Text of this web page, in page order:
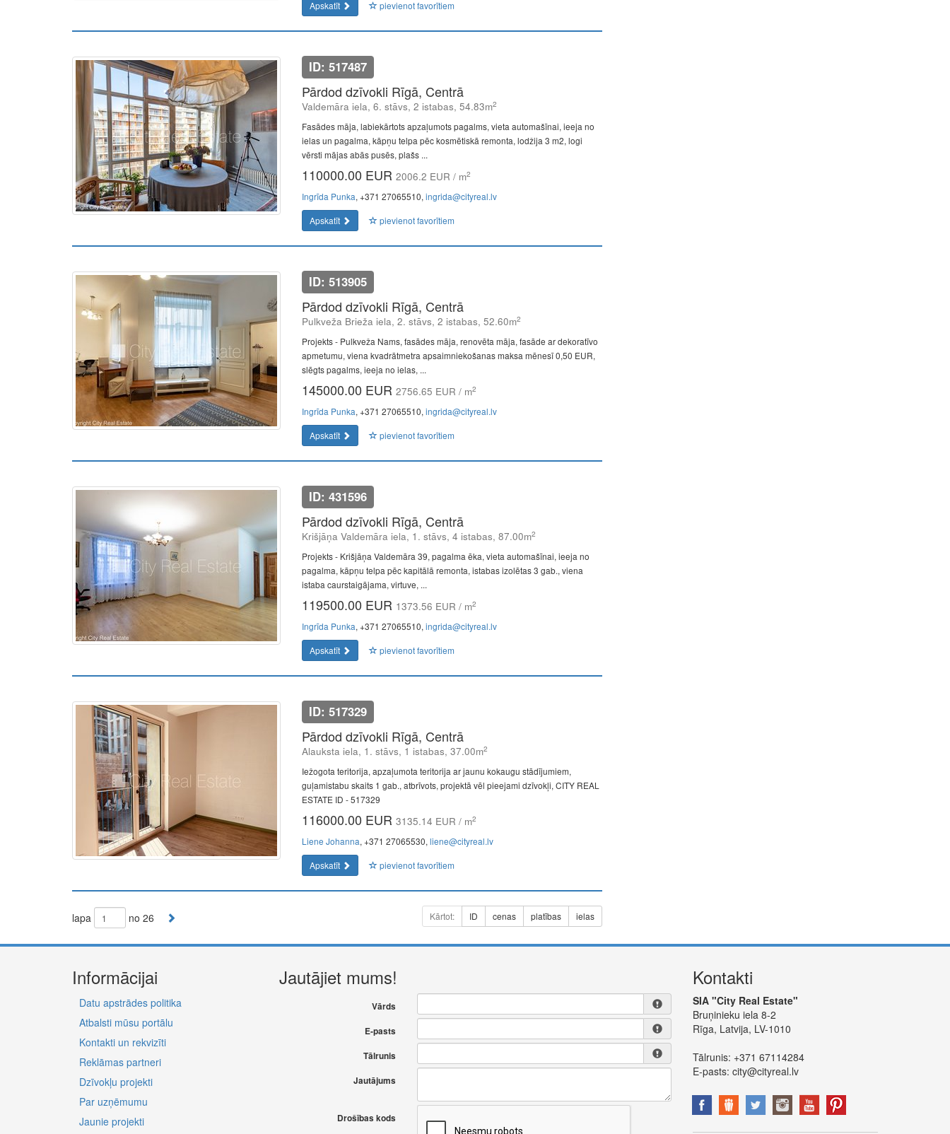
Apskatīt
pievienot favorītiem
ID: 517487
Pārdod dzīvokli Rīgā, Centrā
Valdemāra iela, 6. stāvs, 2 istabas, 54.83m2
Fasādes māja, labiekārtots apzaļumots pagalms, vieta automašīnai, ieeja no
ielas un pagalma, kāpņu telpa pēc kosmētiskā remonta, lodžija 3 m2, logi
vērsti mājas abās pusēs, plašs ...
110000.00 EUR 2006.2 EUR / m2
Ingrīda Punka, +371 27065510, ingrida@cityreal.lv
Apskatīt
pievienot favorītiem
ID: 513905
Pārdod dzīvokli Rīgā, Centrā
Pulkveža Brieža iela, 2. stāvs, 2 istabas, 52.60m2
Projekts - Pulkveža Nams, fasādes māja, renovēta māja, fasāde ar dekoratīvo
apmetumu, viena kvadrātmetra apsaimniekošanas maksa mēnesī 0,50 EUR,
slēgts pagalms, ieeja no ielas, ...
145000.00 EUR 2756.65 EUR / m2
Ingrīda Punka, +371 27065510, ingrida@cityreal.lv
Apskatīt
pievienot favorītiem
ID: 431596
Pārdod dzīvokli Rīgā, Centrā
Krišjāņa Valdemāra iela, 1. stāvs, 4 istabas, 87.00m2
Projekts - Krišjāņa Valdemāra 39, pagalma ēka, vieta automašīnai, ieeja no
pagalma, kāpņu telpa pēc kapitālā remonta, istabas izolētas 3 gab., viena
istaba caurstaigājama, virtuve, ...
119500.00 EUR 1373.56 EUR / m2
Ingrīda Punka, +371 27065510, ingrida@cityreal.lv
Apskatīt
pievienot favorītiem
ID: 517329
Pārdod dzīvokli Rīgā, Centrā
Alauksta iela, 1. stāvs, 1 istabas, 37.00m2
Iežogota teritorija, apzaļumota teritorija ar jaunu kokaugu stādījumiem,
guļamistabu skaits 1 gab., atbrīvots, projektā vēl pieejami dzīvokļi, CITY REAL
ESTATE ID - 517329
116000.00 EUR 3135.14 EUR / m2
Liene Johanna, +371 27065530, liene@cityreal.lv
Apskatīt
pievienot favorītiem
lapa no 26 Kārtot: ID cenas platības ielas
Informācijai
Datu apstrādes politika
Atbalsti mūsu portālu
Kontakti un rekvizīti
Reklāmas partneri
Dzīvokļu projekti
Par uzņēmumu
Jaunie projekti
Jautājiet mums!
Vārds
E-pasts
Tālrunis
Jautājums
Drošības kods
Kontakti
SIA "City Real Estate"
Bruņinieku iela 8-2
Rīga, Latvija, LV-1010
Tālrunis: +371 67114284
E-pasts: city@cityreal.lv